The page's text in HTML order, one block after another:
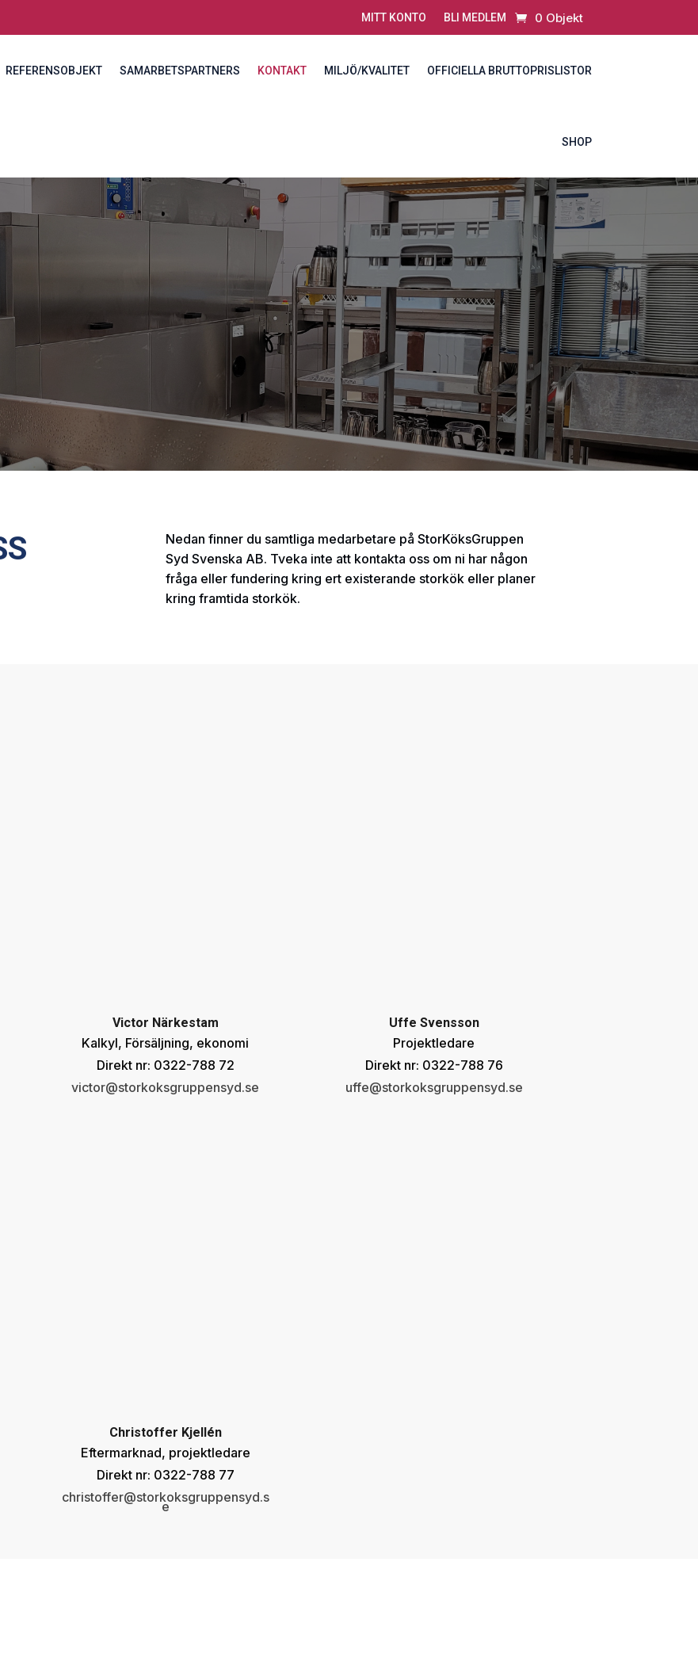
MITT KONTO BLI MEDLEM 0 Objekt
REFERENSOBJEKT SAMARBETSPARTNERS KONTAKT MILJÖ/KVALITET OFFICIELLA BRUTTOPRISLISTOR
SHOP
Nedan finner du samtliga medarbetare på StorKöksGruppen
Syd Svenska AB. Tveka inte att kontakta oss om ni har någon
fråga eller fundering kring ert existerande storkök eller planer
kring framtida storkök.
Victor Närkestam
Kalkyl, Försäljning, ekonomi
Direkt nr: 0322-788 72
victor@storkoksgruppensyd.se
Uffe Svensson
Projektledare
Direkt nr: 0322-788 76
uffe@storkoksgruppensyd.se
Christoffer Kjellén
Eftermarknad, projektledare
Direkt nr: 0322-788 77
christoffer@storkoksgruppensyd.s
e